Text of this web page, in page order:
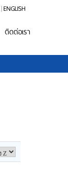
|ENGLISH
ติดต่อเรา